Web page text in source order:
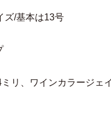
/基本は13号
リ、ワインカラージェ